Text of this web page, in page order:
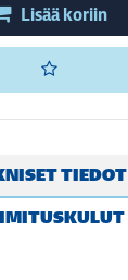
Lisää koriin
TIEDOT